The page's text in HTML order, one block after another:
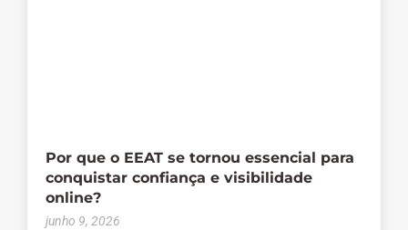
Por que o EEAT se tornou essencial para
conquistar confiança e visibilidade
online?
junho 9, 2026